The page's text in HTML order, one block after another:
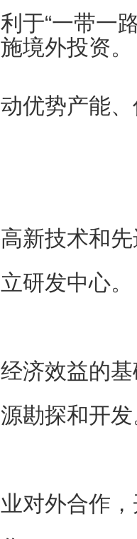
于“一带一
境外投资。
动优势产能
高新技术和
研发中心。
经济效益的
勘探和开
业对外合作